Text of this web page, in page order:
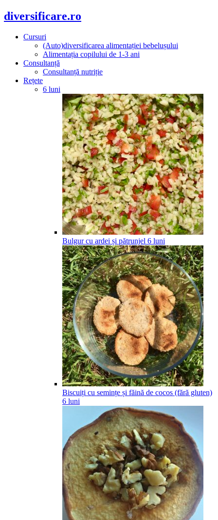
diversificare.ro
Cursuri
(Auto)diversificarea alimentației bebelușului
Alimentația copilului de 1-3 ani
Consultanță
Consultanță nutriție
Rețete
6 luni
Bulgur cu ardei și pătrunjel 6 luni
Biscuiți cu semințe și făină de cocos (fără gluten)
6 luni